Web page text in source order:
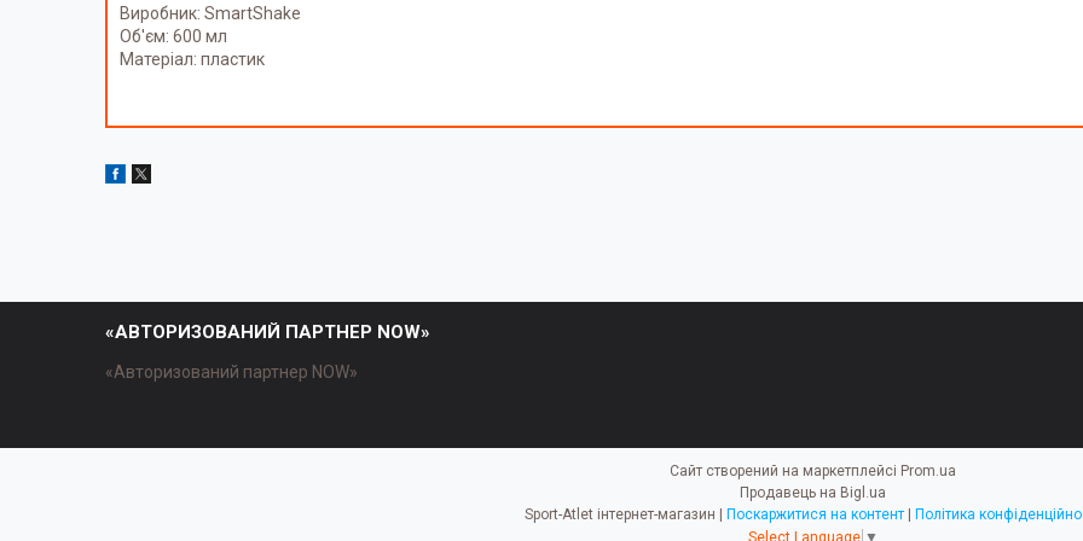
Виробник: SmartShake
Об'єм: 600 мл
Матеріал: пластик
«АВТОРИЗОВАНИЙ ПАРТНЕР NOW»
«Авторизований партнер NOW»
Сайт створений на маркетплейсі Prom.ua
Продавець на Bigl.ua
Sport-Atlet інтернет-магазин | Поскаржитися на контент | Політика
Select Language ▼